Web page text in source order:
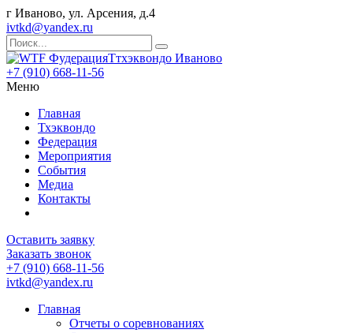
г Иваново, ул. Арсения, д.4
ivtkd@yandex.ru
+7 (910) 668-11-56
Меню
Главная
Тхэквондо
Федерация
Мероприятия
События
Медиа
Контакты
Оставить заявку
Заказать звонок
+7 (910) 668-11-56
ivtkd@yandex.ru
Главная
Отчеты о соревнованиях